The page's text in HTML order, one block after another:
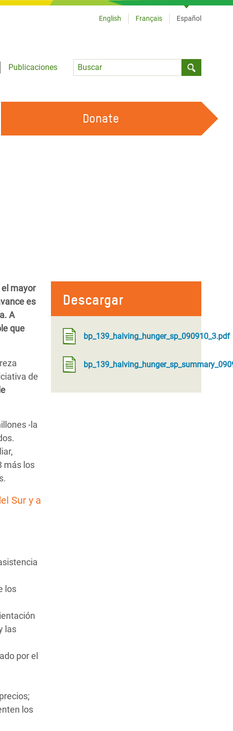
Publicaciones
Language
English Français Español
Donate
Descargar
bp_139_halving_hunger_sp_090910_3.pdf
mayor
es
A
que
de
-la
más los
Sur y a
los
las
por el
los